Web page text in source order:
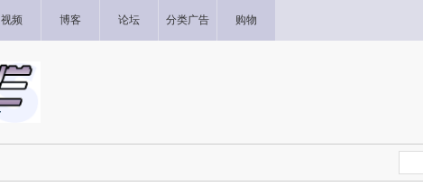
视频 博客 论坛 分类广告 购物